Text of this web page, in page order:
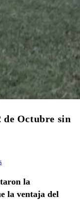
de Octubre sin
la
la ventaja del